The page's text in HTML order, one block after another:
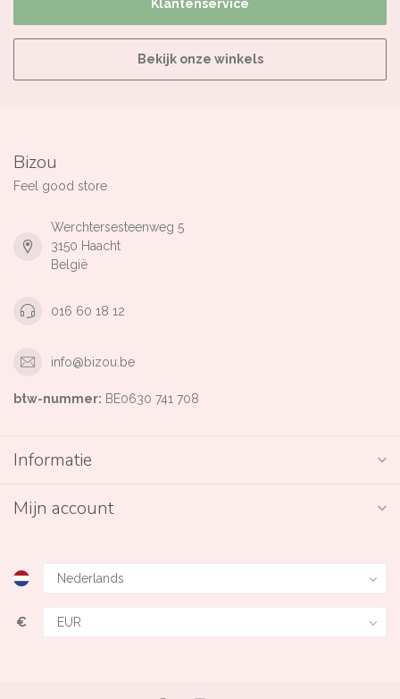
Klantenservice
Bekijk onze winkels
Bizou
Feel good store
Werchtersesteenweg 5
3150 Haacht
België
016 60 18 12
info@bizou.be
btw-nummer: BE0630 741 708
Informatie
Mijn account
€